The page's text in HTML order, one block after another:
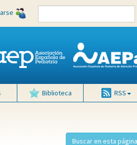
Biblioteca RSS